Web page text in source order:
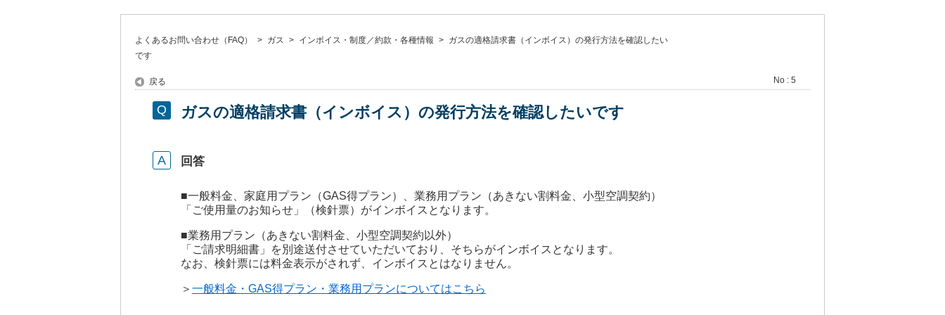
よくあるお問い合わせ（FAQ） > ガス > インボイス・制度／約款・各種情報 > ガスの適格請求書（インボイス）の発行方法を確認したい
です
戻る No : 5
ガスの適格請求書（インボイス）の発行方法を確認したいです
回答
■一般料金、家庭用プラン（GAS得プラン）、業務用プラン（あきない割料金、小型空調契約）
「ご使用量のお知らせ」（検針票）がインボイスとなります。
■業務用プラン（あきない割料金、小型空調契約以外）
「ご請求明細書」を別途送付させていただいており、そちらがインボイスとなります。
なお、検針票には料金表示がされず、インボイスとはなりません。
＞ 一般料金・GAS得プラン・業務用プランについてはこちら